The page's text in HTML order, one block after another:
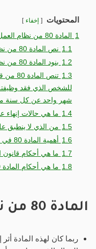
المحتويات إخفاء
1
المادة 80 من نظام العمل
1.1 نص المادة 80 من نظام العمل بالمملكة
1.2 بنود المادة 80 من نظام العمل الجديد
1.3
تنص
للشخص الذي فقد
شهر واحد عن كل سنة
1.4 ما هي حالات إنهاء
1.5 من الذي لا ينطبق
1.6
أهمية المادة 80 في قانون العمل السعودي
1.7 ما هي أحكام قانون
1.8 ما هي أحكام المادة 80 من نظام العمل السعودي؟
المادة 80 من نظام العمل
ربما كان لهذه المادة